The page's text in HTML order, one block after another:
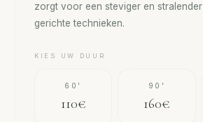
zorgt voor een steviger en
gerichte technieken.
KIES UW DUUR
60'
110€
90'
160€